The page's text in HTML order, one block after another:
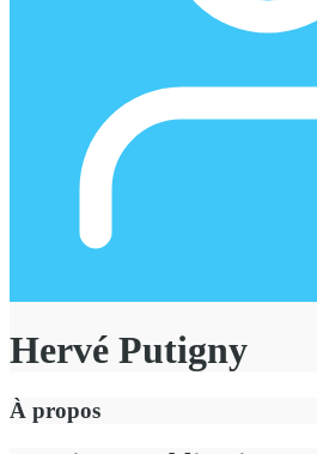
Hervé Putigny
À propos